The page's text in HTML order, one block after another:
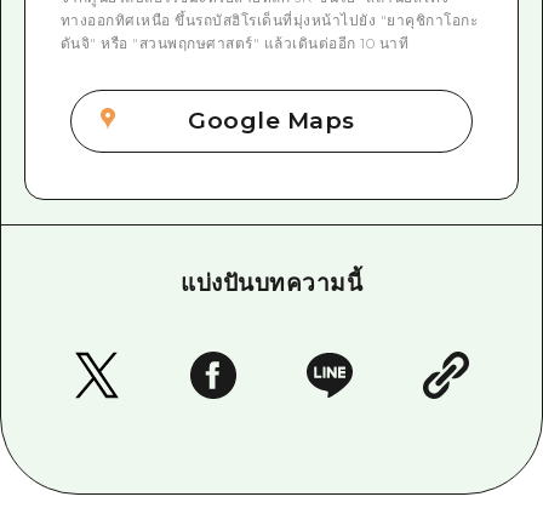
ทางออกทิศเหนือ ขึ้นรถบัสฮิโรเด็นที่มุ่งหน้าไปยัง "ยาคุชิกาโอกะ
ดันจิ" หรือ "สวนพฤกษศาสตร์" แล้วเดินต่ออีก 10 นาที
Google Maps
แบ่งปันบทความนี้